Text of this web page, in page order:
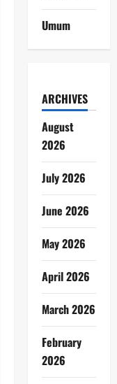
Umum
ARCHIVES
August
2026
July 2026
June 2026
May 2026
April 2026
March 2026
February
2026